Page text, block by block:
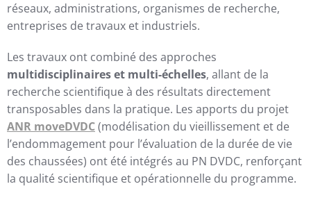
réseaux, administrations, organismes de recherche,
entreprises de travaux et industriels.
Les travaux ont combiné des approches
multidisciplinaires et multi-échelles, allant de la
recherche scientifique à des résultats directement
transposables dans la pratique. Les apports du projet
ANR moveDVDC(modélisation du vieillissement et de
l’endommagement pour l’évaluation de la durée de vie
des chaussées) ont été intégrés au PN DVDC, renforçant
la qualité scientifique et opérationnelle du programme.